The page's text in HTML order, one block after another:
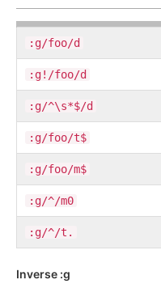
:g/foo/d
:g!/foo/d
:g/^\s*$/d
:g/foo/t$
:g/foo/m$
:g/^/m0
:g/^/t.
Inverse :g